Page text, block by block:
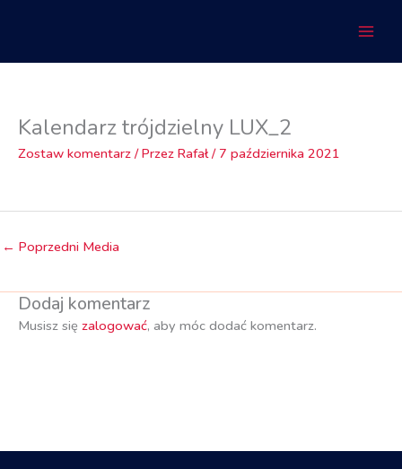
Kalendarz trójdzielny LUX_2
Zostaw komentarz / Przez Rafał/ 7 października 2021
← Poprzedni Media
Dodaj komentarz
Musisz się zalogować, aby móc dodać komentarz.